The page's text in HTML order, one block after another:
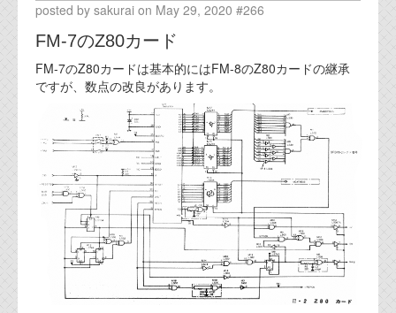
会社概要
オフィス
実績
機能安全ブログ
設計ブログ
テクノロジ
posted by sakurai on May 29, 2020 #266
FM-7のZ80カード
FM-7のZ80カードは基本的にはFM-8のZ80カードの継承
ですが、数点の改良があります。